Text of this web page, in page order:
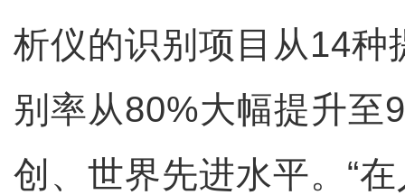
析仪的识别项目从14种
别率从80%大幅提升至
创、世界先进水平。“